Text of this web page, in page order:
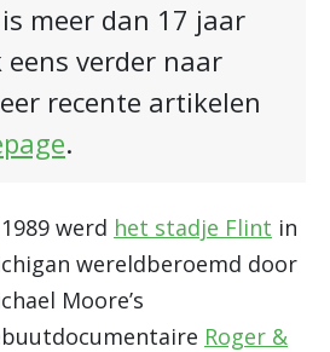
meer dan 17 jaar
eens verder naar
recente artikelen
.
werd het stadje Flint in
wereldberoemd door
Moore’s
Roger &